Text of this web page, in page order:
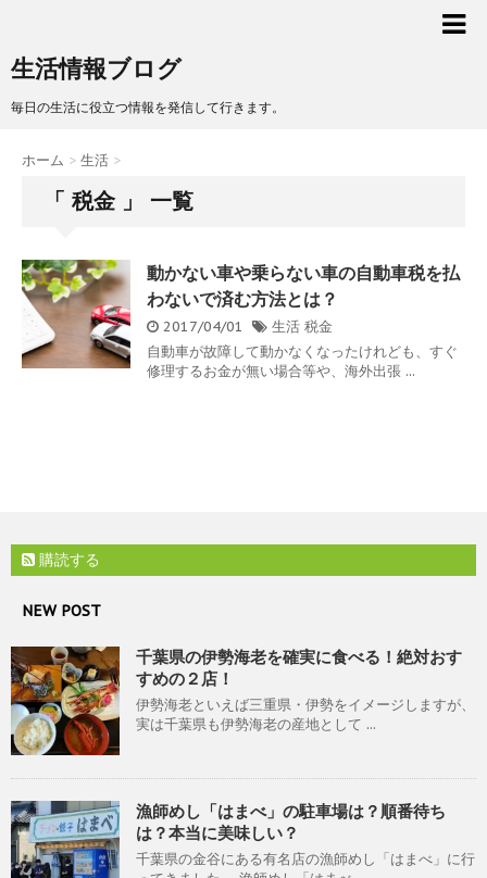
生活情報ブログ
毎日の生活に役立つ情報を発信して行きます。
ホーム > 生活 >
「 税金 」 一覧
動かない車や乗らない車の自動車税を払
わないで済む方法とは？
2017/04/01 生活 税金
自動車が故障して動かなくなったけれども、すぐ
修理するお金が無い場合等や、海外出張 ...
購読する
NEW POST
千葉県の伊勢海老を確実に食べる！絶対おす
すめの２店！
伊勢海老といえば三重県・伊勢をイメージしますが、
実は千葉県も伊勢海老の産地として ...
漁師めし「はまべ」の駐車場は？順番待ち
は？本当に美味しい？
千葉県の金谷にある有名店の漁師めし「はまべ」に行